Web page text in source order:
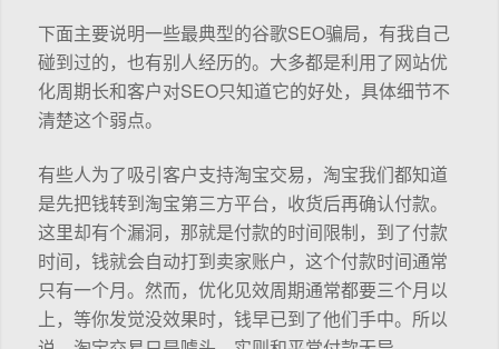
下面主要说明一些最典型的谷歌SEO骗局，有我自己
碰到过的，也有别人经历的。大多都是利用了网站优
化周期长和客户对SEO只知道它的好处，具体细节不
清楚这个弱点。
有些人为了吸引客户支持淘宝交易，淘宝我们都知道
是先把钱转到淘宝第三方平台，收货后再确认付款。
这里却有个漏洞，那就是付款的时间限制，到了付款
时间，钱就会自动打到卖家账户，这个付款时间通常
只有一个月。然而，优化见效周期通常都要三个月以
上，等你发觉没效果时，钱早已到了他们手中。所以